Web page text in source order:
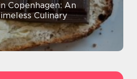
Copenhagen: An
Culinary